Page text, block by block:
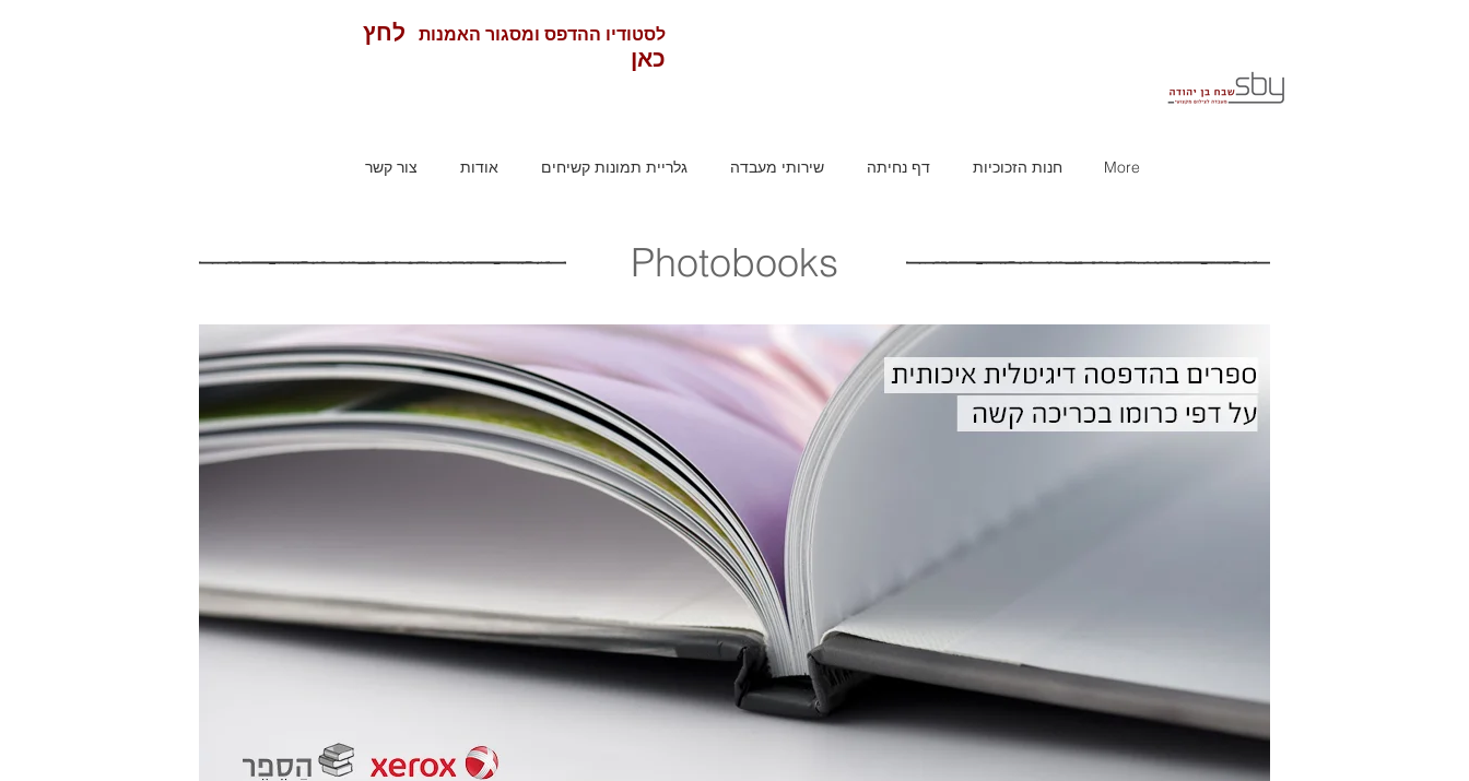
לסטודיו ההדפס ומסגור האמנות לחץ
כאן
צור קשר אודות גלריית תמונות קשיחים שירותי מעבדה דף נחיתה חנות הזכוכיות More
Photobooks